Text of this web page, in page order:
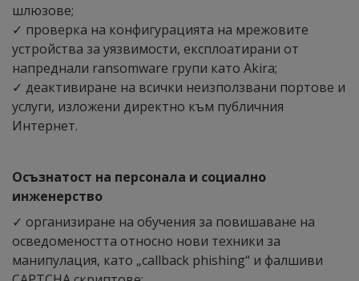
шлюзове;
✓ проверка на конфигурацията на мрежовите
устройства за уязвимости, експлоатирани от
напреднали ransomware групи като Akira;
✓ деактивиране на всички неизползвани портове и
услуги, изложени директно към публичния
Интернет.
Осъзнатост на персонала и социално
инженерство
✓ организиране на обучения за повишаване на
осведомеността относно нови техники за
манипулация, като „callback phishing“ и фалшиви